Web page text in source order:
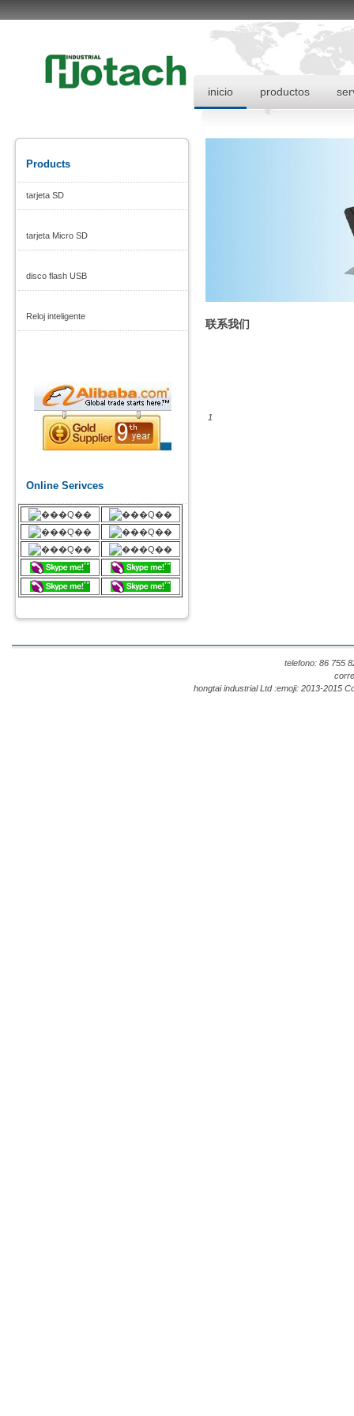
inicio productos
Products
tarjeta SD
tarjeta Micro SD
disco flash USB
Reloj inteligente
Online Serivces
联系我们
1
telefono: 86 755
hongtai industrial Ltd :emoji: 2013-2015